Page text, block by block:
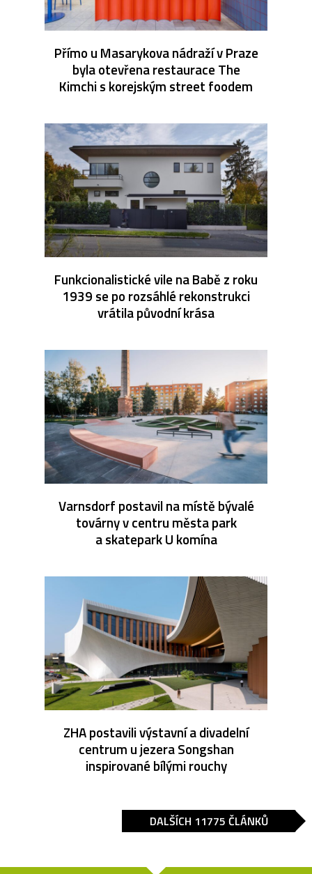
Přímo u Masarykova nádraží v Praze
byla otevřena restaurace The
Kimchi s korejským street foodem
Funkcionalistické vile na Babě z roku
1939 se po rozsáhlé rekonstrukci
vrátila původní krása
Varnsdorf postavil na místě bývalé
továrny v centru města park
a skatepark U komína
ZHA postavili výstavní a divadelní
centrum u jezera Songshan
inspirované bílými rouchy
DALŠÍCH 11775 ČLÁNKŮ